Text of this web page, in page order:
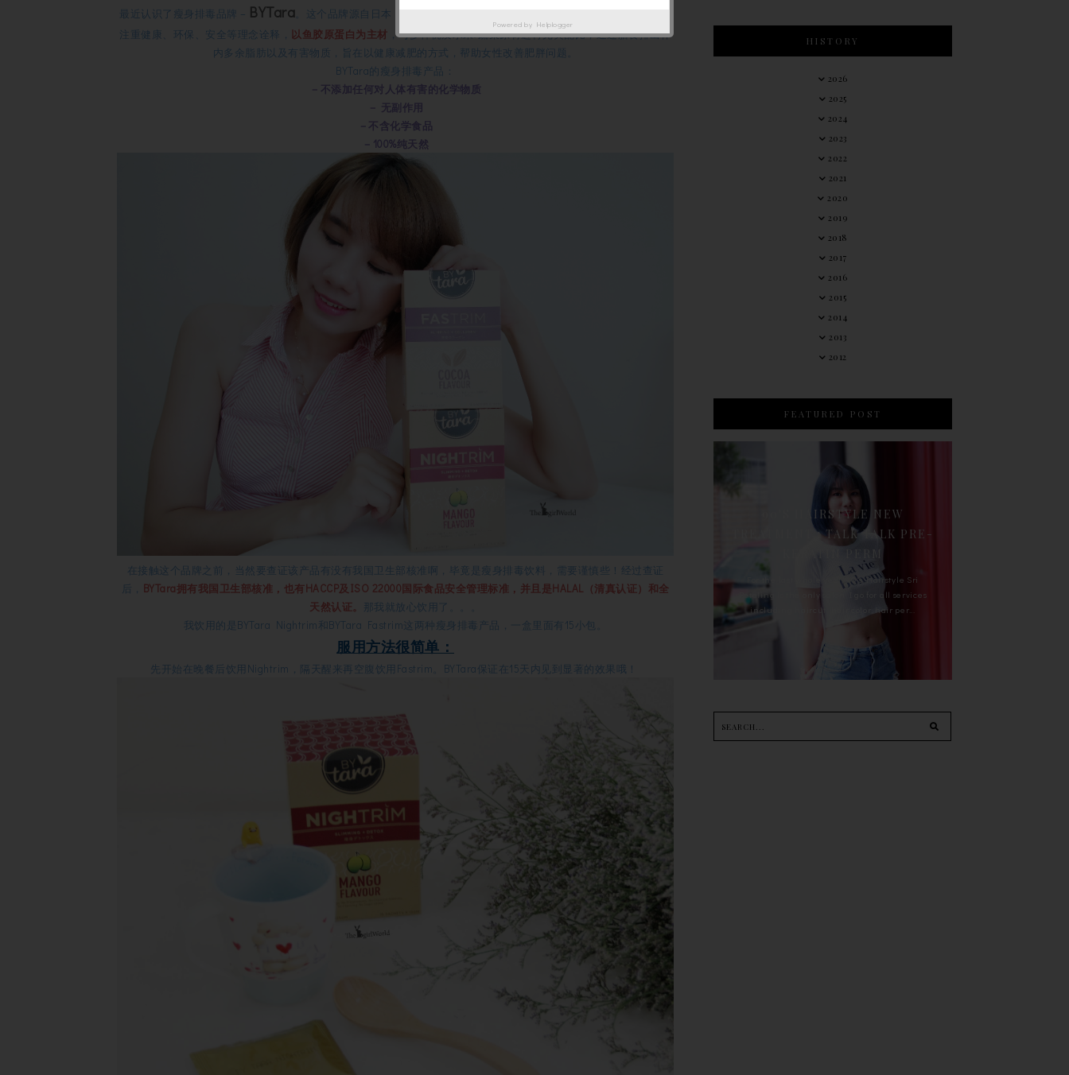
最近认识了 瘦身排毒品牌 – BYTara 。这个品牌 源自日本，依托于日本高端先进科研技术，从当代女性的诉求出发，
注重健康、环保、安全等理念诠释，
以鱼胶原蛋白为主材
，与多种优质水果/蔬菜原材进行完美配比，通过膳食排出体
内多余脂肪以及有害物质，旨在以健康减肥的方式，帮助女性改善肥胖问题。
BYTara的瘦身排毒产品：
－不添加任何对人体有害的化学物质
－ 无副作用
－不含化学食品
－100%纯天然
在接触这个品牌之前，当然要 查证 该产品有没有我国卫生部核准啊，毕竟是 瘦身排毒饮料，需要谨慎些！ 经过查证
后， BYTara拥有我国卫生部核准，也有HACCP及ISO 22000国际食品安全管理标准，并且是HALAL（清真认证）和全
天然认证。
那我就放心饮用了。。。
我饮用的是BYTara Nightrim和BYTara Fastrim这两种瘦身排毒产品，一盒里面有15小包。
服用方法很简单：
先开始在晚餐后饮用Nightrim，隔天醒来再空腹饮用Fastrim。BYTara保证在15天内见到显著的效果哦！
HISTORY
2026
2025
2024
2023
2022
2021
2020
2019
2018
2017
2016
2015
2014
2013
2012
FEATURED POST
90'S HAIRSTYLE NEW
TREATMENT : TALK TALK PRE-
For the last whole year, 90's Hairstyle Sri
Petaling is the only salon I go for all services
including haircut, hair color, hair per...
Powered by Helplogger